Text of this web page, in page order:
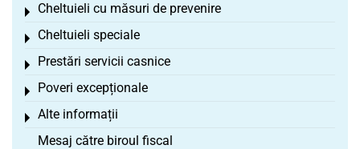
Cheltuieli cu măsuri de prevenire
Toggle menu
Cheltuieli speciale
Toggle menu
Prestări servicii casnice
Toggle menu
Poveri excepționale
Toggle menu
Alte informații
Toggle menu
Mesaj către biroul fiscal